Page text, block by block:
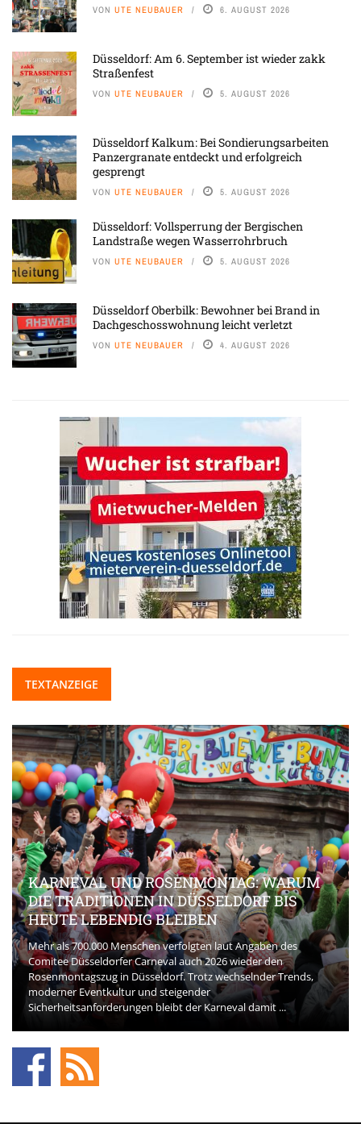
VON UTE NEUBAUER 6. AUGUST 2026
Düsseldorf: Am 6. September ist wieder zakk
Straßenfest
VON UTE NEUBAUER 5. AUGUST 2026
Düsseldorf Kalkum: Bei Sondierungsarbeiten
Panzergranate entdeckt und erfolgreich
gesprengt
VON UTE NEUBAUER 5. AUGUST 2026
Düsseldorf: Vollsperrung der Bergischen
Landstraße wegen Wasserrohrbruch
VON UTE NEUBAUER 5. AUGUST 2026
Düsseldorf Oberbilk: Bewohner bei Brand in
Dachgeschosswohnung leicht verletzt
VON UTE NEUBAUER 4. AUGUST 2026
TEXTANZEIGE
KARNEVAL UND ROSENMONTAG: WARUM
DIE TRADITIONEN IN DÜSSELDORF BIS
HEUTE LEBENDIG BLEIBEN
Mehr als 700.000 Menschen verfolgten laut Angaben des
Comitee Düsseldorfer Carneval auch 2026 wieder den
Rosenmontagszug in Düsseldorf. Trotz wechselnder Trends,
moderner Eventkultur und steigender
Sicherheitsanforderungen bleibt der Karneval damit ...